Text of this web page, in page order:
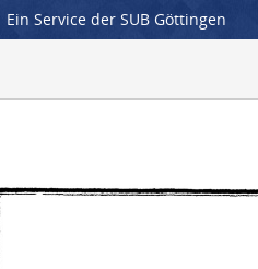
Ein Service der SUB Göttingen